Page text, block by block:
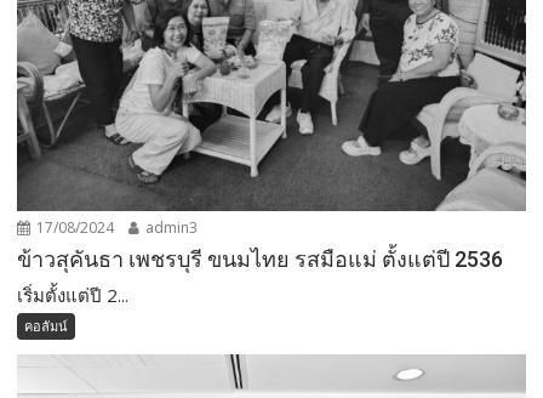
17/08/2024 admin3
ข้าวสุคันธา เพชรบุรี ขนมไทย รสมือแม่ ตั้งแต่ปี 2536
เริ่มตั้งแต่ปี 2...
คอลัมน์